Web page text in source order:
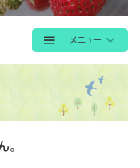
。